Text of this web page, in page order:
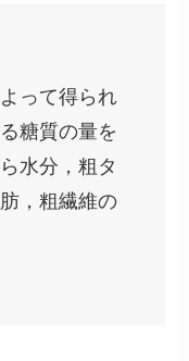
って得られ
糖質の量を
水分，粗タ
，粗繊維の